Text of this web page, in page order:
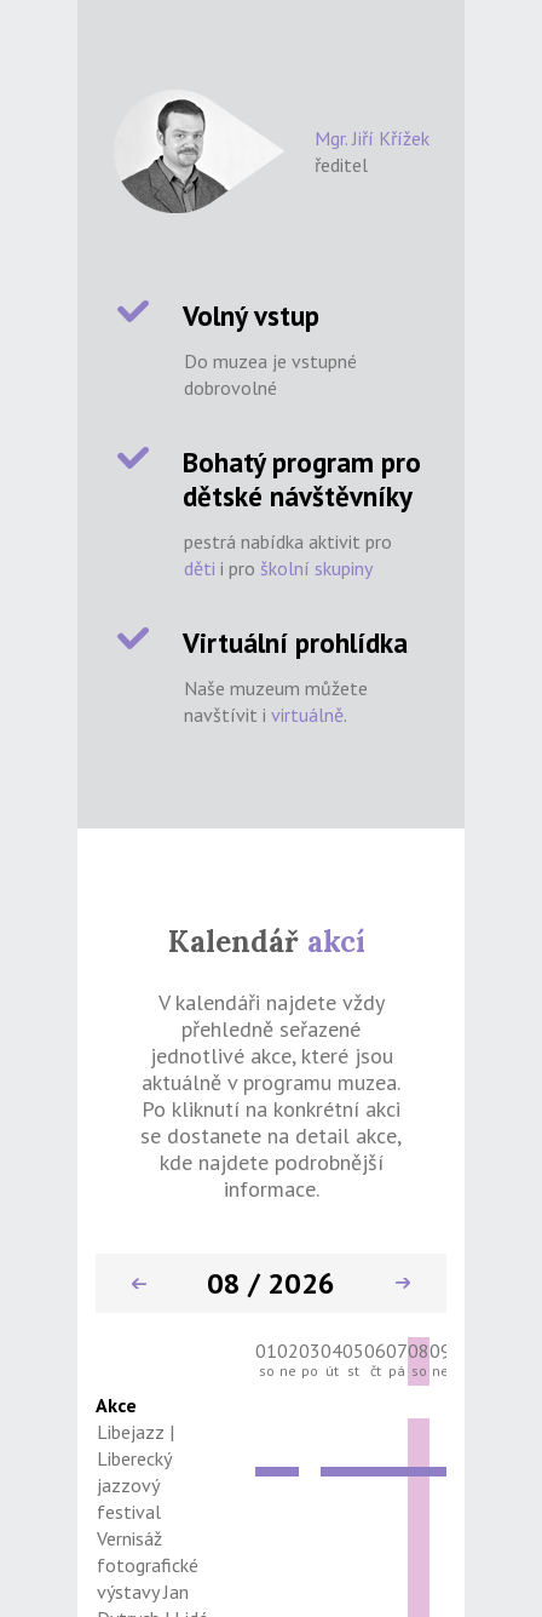
Mgr. Jiří Křížek
ředitel
Volný vstup
Do muzea je vstupné
dobrovolné
Bohatý program pro
dětské návštěvníky
pestrá nabídka aktivit pro
děti i pro školní skupiny
Virtuální prohlídka
Naše muzeum můžete
navštívit i virtuálně.
Kalendář akcí
V kalendáři najdete vždy
přehledně seřazené
jednotlivé akce, které jsou
aktuálně v programu muzea.
Po kliknutí na konkrétní akci
se dostanete na detail akce,
kde najdete podrobnější
informace.
08 / 2026
01
so
02
ne
03
po
04
út
05
st
06
čt
07
pá
08
so
09
ne
Akce
Libejazz |
Liberecký
jazzový
festival
Vernisáž
fotografické
výstavy Jan